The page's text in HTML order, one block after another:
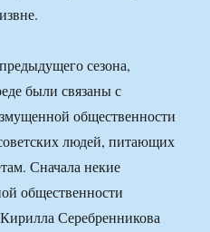
сезона,
были связаны с
общественности
людей, питающих
Сначала некие
общественности
Серебренникова